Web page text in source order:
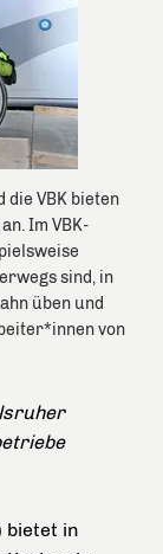
die VBK bieten
Im VBK-
sind, in
üben und
von
bietet in